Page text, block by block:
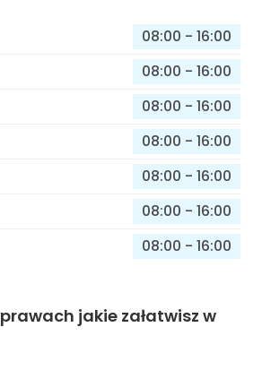
08:00 - 16:00
08:00 - 16:00
08:00 - 16:00
08:00 - 16:00
08:00 - 16:00
08:00 - 16:00
08:00 - 16:00
jakie załatwisz w